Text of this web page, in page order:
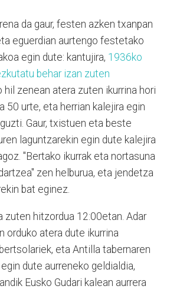
da gaur, festen azken txanpan
eguerdian aurtengo festetako
egin dute: kantujira, 1936ko
behar izan zuten
hil zenean atera zuten ikurrina hori
50 urte, eta herrian kalejira egin
Gaur, txistuen eta beste
laguntzarekin egin dute kalejira
"Bertako ikurrak eta nortasuna
zen helburua, eta jendetza
bat eginez.
zuten hitzordua 12:00etan. Adar
orduko atera dute ikurrina
eta Antilla tabernaren
dute aurreneko geldialdia,
Eusko Gudari kalean aurrera